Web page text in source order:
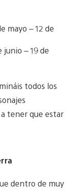
mayo – 12 de
junio – 19 de
todos los
tener que estar
dentro de muy